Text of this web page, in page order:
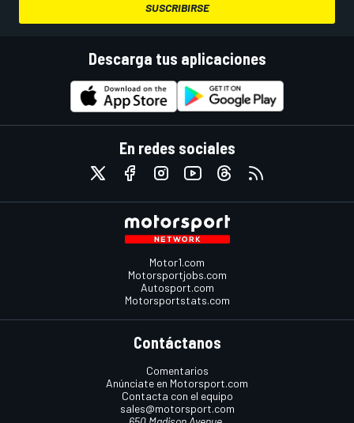
SUSCRIBIRSE
Descarga tus aplicaciones
En redes sociales
Motor1.com
Motorsportjobs.com
Autosport.com
Motorsportstats.com
Contáctanos
Comentarios
Anúnciate en Motorsport.com
Contacta con el equipo
sales@motorsport.com